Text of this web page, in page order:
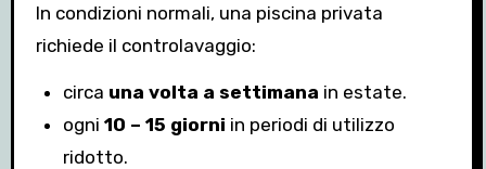
In condizioni normali, una piscina privata
richiede il controlavaggio:
circa una volta a settimana in estate.
ogni10 – 15 giorni in periodi di utilizzo
ridotto.